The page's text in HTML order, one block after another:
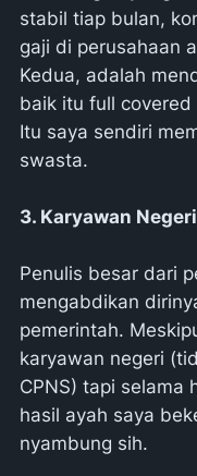
stabil tiap bulan,
gaji di perusahaan
Kedua, adalah
baik itu full
Itu saya sendiri
swasta.
3. Karyawan Negeri
Penulis besar dari
mengabdikan
pemerintah.
karyawan negeri
CPNS) tapi selama
hasil ayah saya
nyambung sih.